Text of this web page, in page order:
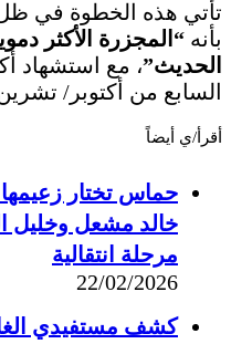
تأتي هذه الخطوة في
بأنه “المجزرة الأكثر
الحديث”، مع استشهاد
السابع من أكتوبر/ تشرين
أقرأ/ي أيضاً
حماس تختار زعيمها
خالد مشعل وخليل
مرحلة انتقالية
22/02/2026
كشف مستفيدي